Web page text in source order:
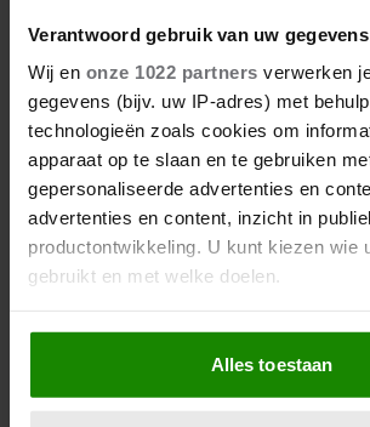
Verantwoord gebruik van uw gegevens
Wij en onze 1022 partners verwerken
gegevens (bijv. uw IP-adres) met
technologieën zoals cookies om
apparaat op te slaan en te gebruiken
gepersonaliseerde advertenties en
advertenties en content, inzicht in
productontwikkeling. U kunt kiezen wie
gebruikt en met welke doelen.
Als u het toestaat, willen we ook graag:
Informatie verzamelen over uw
die tot een paar meter nauwkeurig
Alles toestaan
De nieuwe Mijn Geheim ligt nu
Abonneren
Digitaal lezen
Los kopen